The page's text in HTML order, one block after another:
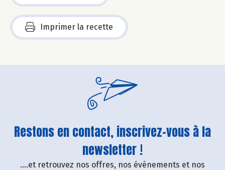
Imprimer la recette
Restons en contact, inscrivez-vous à la
newsletter !
....et retrouvez nos offres, nos événements et nos